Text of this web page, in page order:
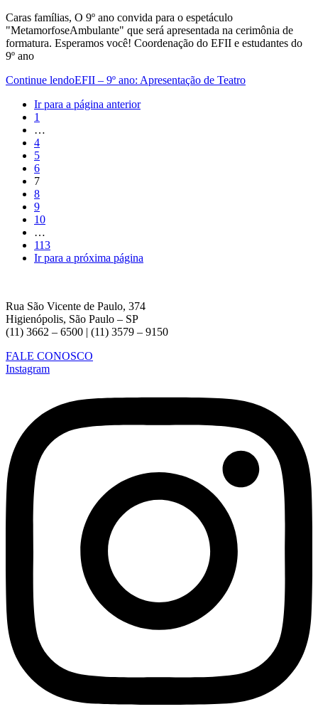
Caras famílias, O 9º ano convida para o espetáculo
"MetamorfoseAmbulante" que será apresentada na cerimônia de
formatura. Esperamos você! Coordenação do EFII e estudantes do
9º ano
Continue lendoEFII – 9º ano: Apresentação de Teatro
Ir para a página anterior
1
…
4
5
6
7
8
9
10
…
113
Ir para a próxima página
Rua São Vicente de Paulo, 374
Higienópolis, São Paulo – SP
(11) 3662 – 6500 | (11) 3579 – 9150
FALE CONOSCO
Instagram